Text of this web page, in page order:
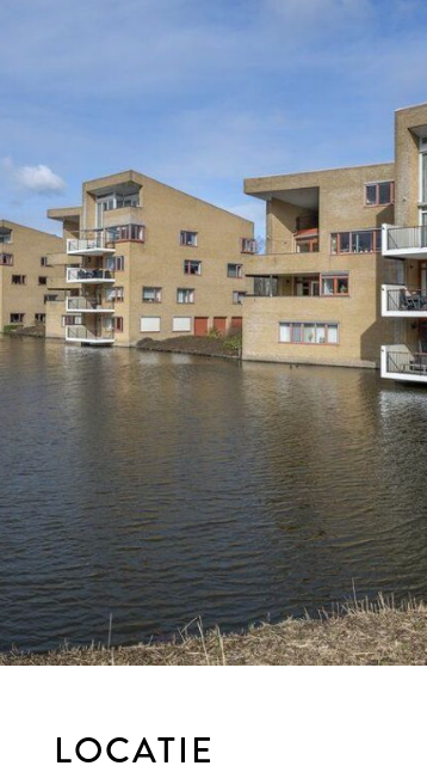
Er is ruimte voor één auto en
te zorgen dat haar bewoners comfortabel
tennisbaan is vanzelfsprekend ook te
fitness- en saunaruimte
LOCATIE